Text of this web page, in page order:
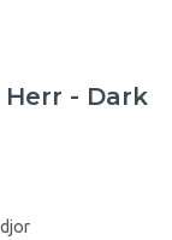
Herr - Dark